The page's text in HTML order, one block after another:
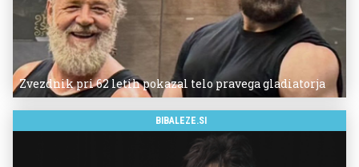
Zvezdnik pri 62 letih pokazal telo pravega gladiatorja
BIBALEZE.SI